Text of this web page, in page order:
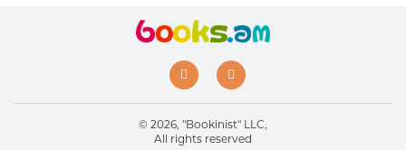
© 2026, "Bookinist" LLC,
All rights reserved